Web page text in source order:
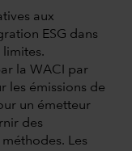
aux
ESG dans
limites.
la WACI par
les émissions de
un émetteur
des
Les